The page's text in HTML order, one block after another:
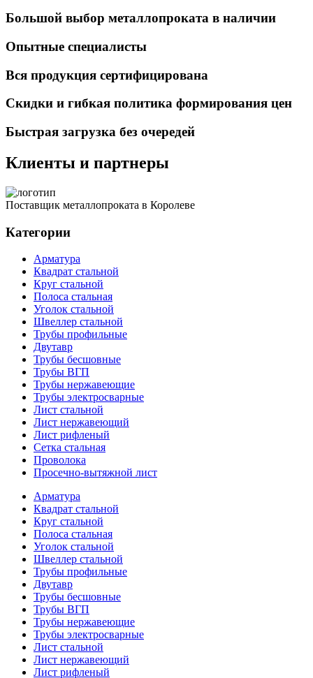
Большой выбор металлопроката в наличии
Опытные специалисты
Вся продукция сертифицирована
Скидки и гибкая политика формирования цен
Быстрая загрузка без очередей
Клиенты и партнеры
Поставщик металлопроката в Королеве
Категории
Арматура
Квадрат стальной
Круг стальной
Полоса стальная
Уголок стальной
Швеллер стальной
Трубы профильные
Двутавр
Трубы бесшовные
Трубы ВГП
Трубы нержавеющие
Трубы электросварные
Лист стальной
Лист нержавеющий
Лист рифленый
Сетка стальная
Проволока
Просечно-вытяжной лист
Арматура
Квадрат стальной
Круг стальной
Полоса стальная
Уголок стальной
Швеллер стальной
Трубы профильные
Двутавр
Трубы бесшовные
Трубы ВГП
Трубы нержавеющие
Трубы электросварные
Лист стальной
Лист нержавеющий
Лист рифленый